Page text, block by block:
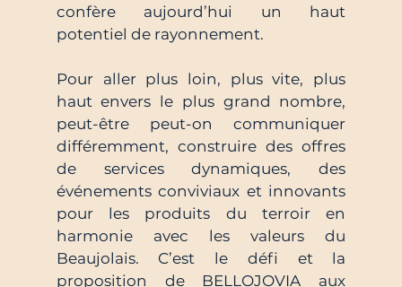
confère aujourd’hui un haut
potentiel de rayonnement.
Pour aller plus loin, plus vite, plus
haut envers le plus grand nombre,
peut-être peut-on communiquer
différemment, construire des offres
de services dynamiques, des
événements conviviaux et innovants
pour les produits du terroir en
harmonie avec les valeurs du
Beaujolais. C’est le défi et la
proposition de BELLOJOVIA aux